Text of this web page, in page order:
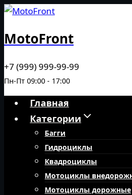
Перейти
содержимому
MotoFront
+7 (999) 999-99-99
Пн-Пт 09:00 - 17:00
Главная
Категории
Багги
Гидроциклы
Квадроциклы
Мотоциклы
Мотоциклы дорожные